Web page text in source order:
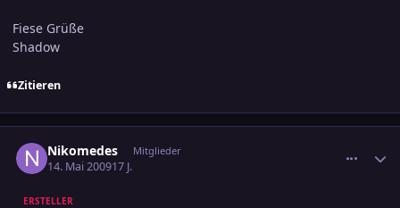
Fiese Grüße
Shadow
Zitieren
Nikomedes Mitglieder
14. Mai 200917 J.
ERSTELLER